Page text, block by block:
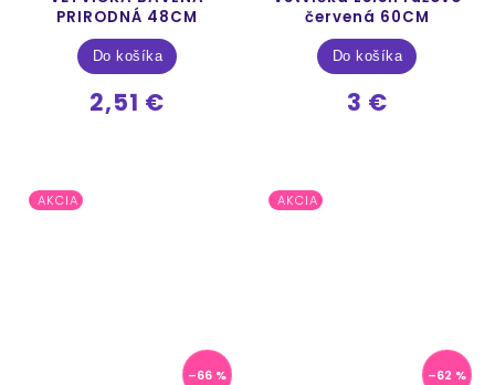
PRIRODNÁ 48CM
2,51 €
Do košíka
červená 60CM
3 €
Do košíka
AKCIA
–66 %
AKCIA
–62 %